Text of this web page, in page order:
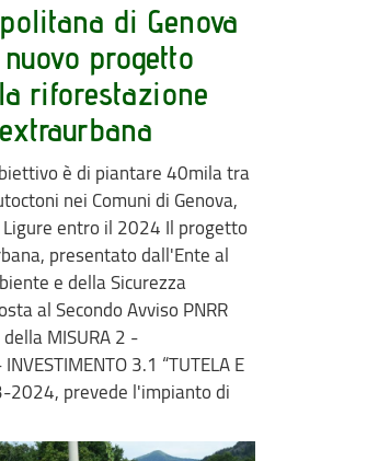
di Genova
progetto
riforestazione
è di piantare 40mila tra
nei Comuni di Genova,
Ligure entro il 2024 Il progetto
presentato dall'Ente al
e della Sicurezza
al Secondo Avviso PNRR
MISURA 2 -
3.1 “TUTELA E
2024, prevede l'impianto di